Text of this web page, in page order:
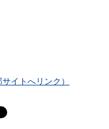
イトへリンク）